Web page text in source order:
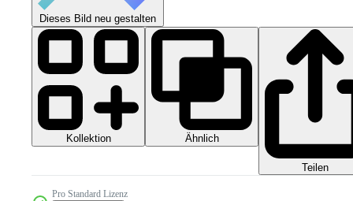
Dieses Bild neu gestalten
Kollektion Ähnlich
Teilen
Pro Standard Lizenz